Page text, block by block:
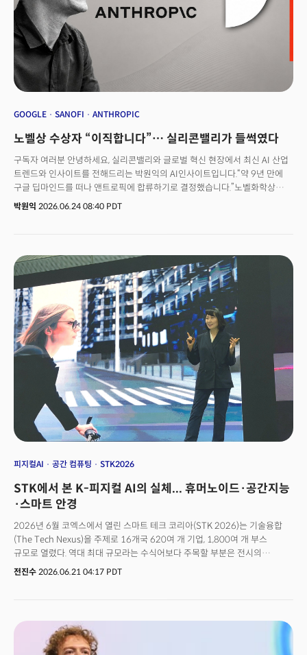
GOOGLE SANOFI ANTHROPIC
노벨상 수상자 “이직합니다”… 실리콘밸리가 들썩였다
구독자 여러분 안녕하세요, 실리콘밸리와 글로벌 혁신 현장에서 최신 AI 산업
트렌드와 인사이트를 전해드리는 박원익의 AI인사이트입니다.“약 9년 만에
구글 딥마인드를 떠나 앤트로픽에 합류하기로 결정했습니다.”노벨화학상
수상자(2024년) 존 점퍼 구글 딥마인드 부사장이 앤트로픽에 합류한다는
알파폴드(AlphaFold) 팀을 이끌었고, 단백질 구조 예측 혁신으로 허사비스
CEO와 노벨 화학상을 공동 수상한 인물입니다. 점퍼 부사장뿐만이 아닙니다.
생성형 AI 혁신의 출발점이 된 ‘트랜스포머(Transformer)’ 아키텍처 논문의
공동 저자이자 구글 제미나이 개발을 주도한 노암 샤지어 부사장도 최근
오픈AI로 자리를 옮겼습니다. 샘 알트만 오픈AI CEO가 “노암은 오픈AI 창립
초기부터 가장 함께 일하고 싶었던 사람이다. 10년이 걸렸다”고 말했을
정도죠.AI 핵심 인력의 이동이 말해주는 것이 있습니다. 최첨단 모델을 보유한,
상장을 준비 중인 오픈AI, 앤트로픽으로 AI 연구의 무게추가 이동하고 있다는
점입니다. 최근 상장으로 직원 400여 명을 1억달러(약 1500억원) 이상
부호로 만든 스페이스X 역시 이 레이스에 뛰어든 상태입니다.실리콘밸리에서
진행 중인 보이지 않는 전쟁이 더 치열해지고 있는 것이죠. 슈퍼 인재는 최첨단
AI 모델 개발을 위한 핵심 조건이며 최첨단 AI 모델에 대한 접근 권한은 새로운
권력이 되고 있습니다. 프런티어 AI 연구소가 독점에 가까운 힘을 갖는 시대.
우리는 어떻게 기회를 찾고, 미래를 설계해야 할까요?
박원익 2026.06.24 08:40 PDT
피지컬AI 공간 컴퓨팅 STK2026
STK에서 본 K-피지컬 AI의 실체... 휴머노이드·공간지능
·스마트 안경
2026년 6월 코엑스에서 열린 스마트 테크 코리아(STK 2026)는 기술융합
(The Tech Nexus)을 주제로 16개국 620여 개 기업, 1,800여 개 부스
규모로 열렸다. 역대 최대 규모라는 수식어보다 주목할 부분은 전시의
무게중심이 이동했다는 사실이다. 2025년 행사가 헬스케어·웨어러블·XR
공간컴퓨팅이 하나의 기술 비즈니스 플랫폼으로 묶이며 제조·유통·소비 전
영역의 AI 전환을 한자리에서 보여준 셈이다.같은 시기 열린 코리아 메타버스
페스티벌(KMF 2026) 역시 XR·공간컴퓨팅·디지털트윈·AI가 하나의
전진수 2026.06.21 04:17 PDT